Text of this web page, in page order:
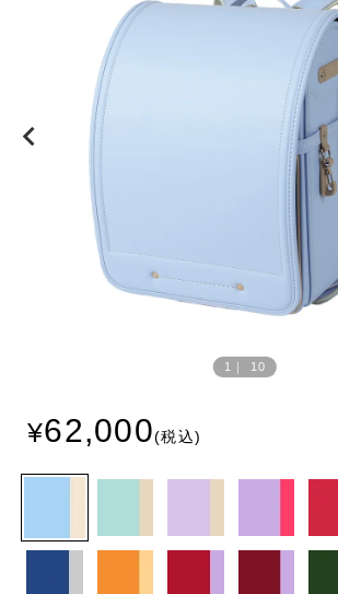
1 10
62,000